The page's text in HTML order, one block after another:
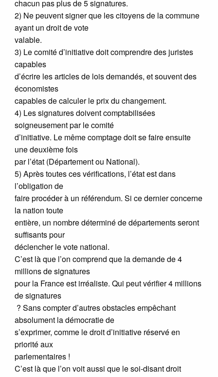
chacun pas plus de 5 signatures.
2) Ne peuvent signer que les citoyens de la commune
ayant un droit de vote
valable.
3) Le comité d’initiative doit comprendre des juristes
capables
d’écrire les articles de lois demandés, et souvent des
économistes
capables de calculer le prix du changement.
4) Les signatures doivent comptabilisées
soigneusement par le comité
d’initiative. Le même comptage doit se faire ensuite
une deuxième fois
par l’état (Département ou National).
5) Après toutes ces vérifications, l’état est dans
l’obligation de
faire procéder à un référendum. Si ce dernier concerne
la nation toute
entière, un nombre déterminé de départements seront
suffisants pour
déclencher le vote national.
C’est là que l’on comprend que la demande de 4
millions de signatures
pour la France est irréaliste. Qui peut vérifier 4 millions
de signatures
? Sans compter d’autres obstacles empêchant
absolument la démocratie de
s’exprimer, comme le droit d’initiative réservé en
priorité aux
parlementaires !
C’est là que l’on voit aussi que le soi-disant droit